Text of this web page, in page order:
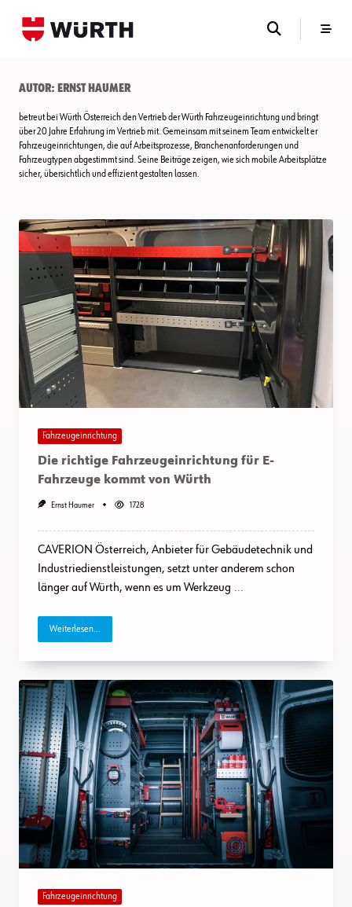
Autor: Ernst Haumer
betreut bei Würth Österreich den Vertrieb der Würth Fahrzeugeinrichtung und bringt
über 20 Jahre Erfahrung im Vertrieb mit. Gemeinsam mit seinem Team entwickelt er
Fahrzeugeinrichtungen, die auf Arbeitsprozesse, Branchenanforderungen und
Fahrzeugtypen abgestimmt sind. Seine Beiträge zeigen, wie sich mobile Arbeitsplätze
sicher, übersichtlich und effizient gestalten lassen.
Fahrzeugeinrichtung
Die richtige Fahrzeugeinrichtung für E-
Fahrzeuge kommt von Würth
Ernst Haumer 1728
CAVERION Österreich, Anbieter für Gebäudetechnik und
Industriedienstleistungen, setzt unter anderem schon
länger auf Würth, wenn es um Werkzeug ...
Weiterlesen...
Fahrzeugeinrichtung